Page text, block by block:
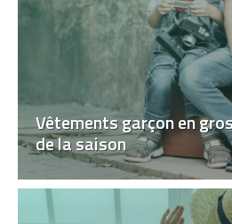
Vêtements garçon en
de la saison